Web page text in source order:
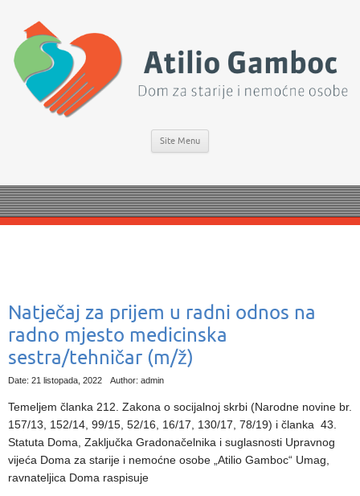
Site Menu
Natječaj za prijem u radni odnos na
radno mjesto medicinska
sestra/tehničar (m/ž)
Date: 21 listopada, 2022 Author: admin
Temeljem članka 212. Zakona o socijalnoj skrbi (Narodne novine br.
157/13, 152/14, 99/15, 52/16, 16/17, 130/17, 78/19) i članka 43.
Statuta Doma, Zaključka Gradonačelnika i suglasnosti Upravnog
vijeća Doma za starije i nemoćne osobe „Atilio Gamboc“ Umag,
ravnateljica Doma raspisuje